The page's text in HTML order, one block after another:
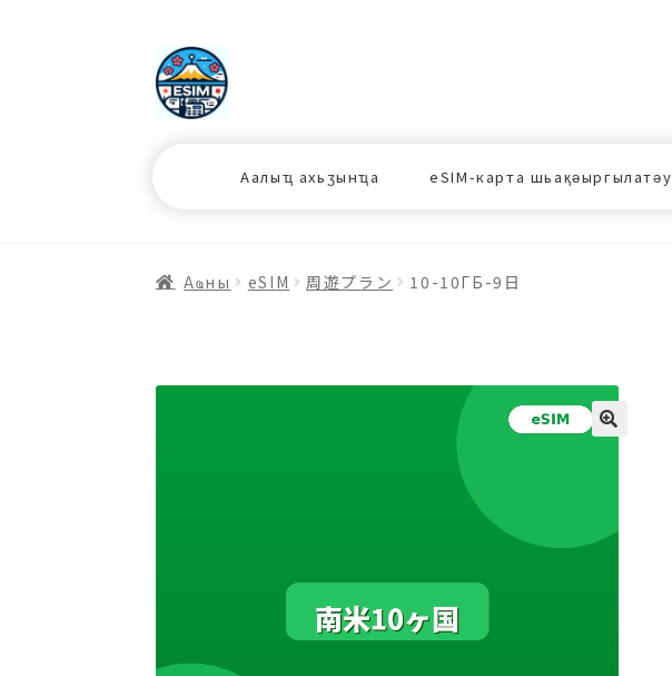
ナ
ビ
ゲ
ス
コ
ン
テ
プ
Аалыҵ ахьӡынҵа eSIM-карта шьақәыргылатәу
Аҩны еSIM 周遊プラン 10-10ГБ-9日